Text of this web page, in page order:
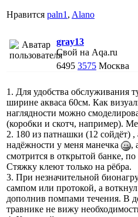
Нравится paln1 , Alano
gray13
Свой на Aqa.ru
6495 3575 Москва
1. Для удобства обслуживания
ширине акваса 60см. Как
наглядности можно
(коробки и скотч, например).
2. 180 из патнашки (12 сойдёт)
надёжности у меня манечка
,
смотрится в открытой банке,
Стяжку клеют только на рёбра.
3. При незначительной
сампом или протокой, а
дополнив помпами течения. В
травнике не вижу